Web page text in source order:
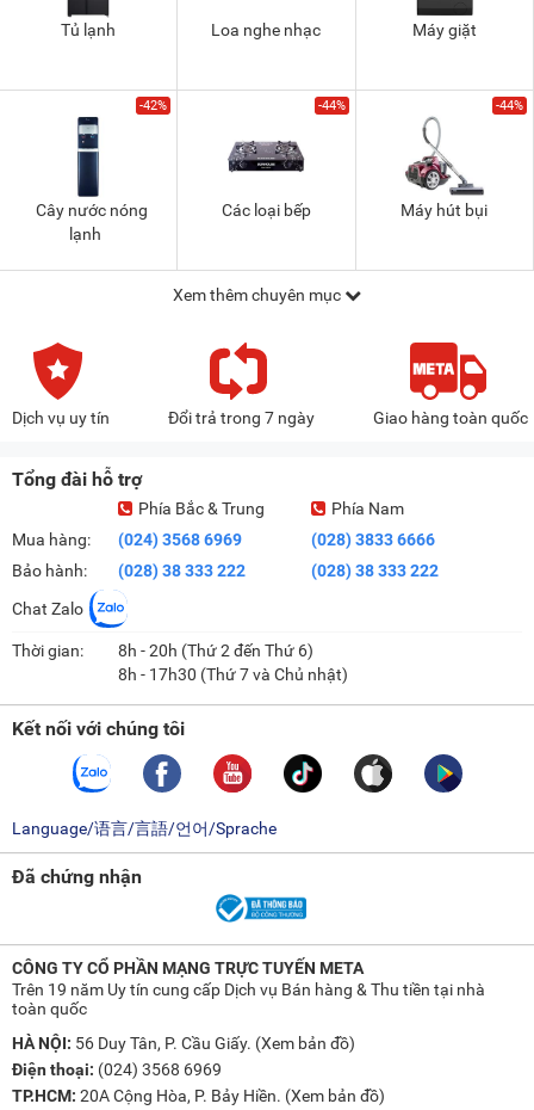
Tủ lạnh Loa nghe nhạc Máy giặt
-42%
Cây nước nóng
lạnh
-44%
Các loại bếp
-44%
Máy hút bụi
Xem thêm chuyên mục
Dịch vụ uy tín Đổi trả trong 7 ngày Giao hàng toàn quốc
Tổng đài hỗ trợ
Mua hàng:
Bảo hành:
Phía Bắc & Trung
(024) 3568 6969
(028) 38 333 222
Phía Nam
(028) 3833 6666
(028) 38 333 222
Chat Zalo
Thời gian:
8h - 20h (Thứ 2 đến Thứ 6)
8h - 17h30 (Thứ 7 và Chủ nhật)
Kết nối với chúng tôi
Language/语言/言語/언어/Sprache
Đã chứng nhận
CÔNG TY CỔ PHẦN MẠNG TRỰC TUYẾN META
Trên 19 năm Uy tín cung cấp Dịch vụ Bán hàng & Thu tiền tại nhà
toàn quốc
HÀ NỘI: 56 Duy Tân, P. Cầu Giấy. (Xem bản đồ)
Điện thoại: (024) 3568 6969
TP.HCM: 20A Cộng Hòa, P. Bảy Hiền. (Xem bản đồ)